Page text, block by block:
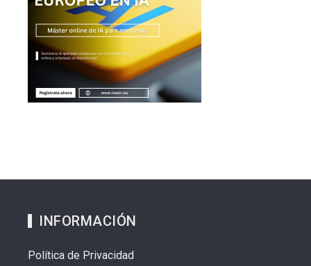
INFORMACIÓN
Política de Privacidad